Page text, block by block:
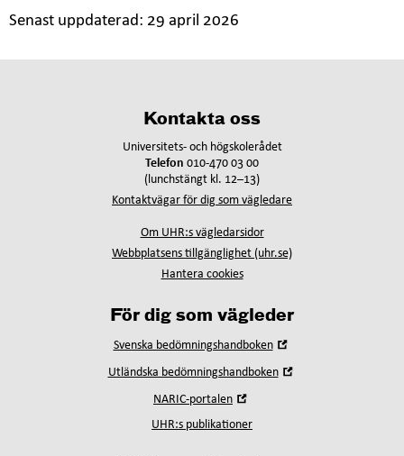
Senast uppdaterad: 29 april 2026
Kontakta oss
Universitets- och högskolerådet
Telefon 010-470 03 00
(lunchstängt kl. 12–13)
Kontaktvägar för dig som vägledare
Om UHR:s vägledarsidor
Webbplatsens tillgänglighet (uhr.se)
Hantera cookies
För dig som vägleder
Svenska bedömningshandboken
nytt
Utländska bedömningshandboken
NARIC-portalen
nytt
UHR:s publikationer